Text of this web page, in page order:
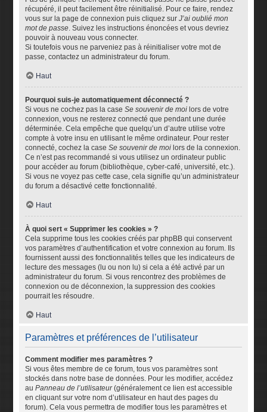
récupéré, il peut facilement être réinitialisé. Pour ce faire, rendez
vous sur la page de connexion puis cliquez surJ’ai oublié mon
mot de passe. Suivez les instructions énoncées et vous devriez
pouvoir à nouveau vous connecter.
Si toutefois vous ne parveniez pas à réinitialiser votre mot de
passe, contactez un administrateur du forum.
Haut
Pourquoi suis-je automatiquement déconnecté ?
Si vous ne cochez pas la caseSe souvenir de moi lors de votre
connexion, vous ne resterez connecté que pendant une durée
déterminée. Cela empêche que quelqu’un d’autre utilise votre
compte à votre insu en utilisant le même ordinateur. Pour rester
connecté, cochez la caseSe souvenir de moi lors de la connexion.
Ce n’est pas recommandé si vous utilisez un ordinateur public
pour accéder au forum (bibliothèque, cyber-café, université, etc.).
Si vous ne voyez pas cette case, cela signifie qu’un administrateur
du forum a désactivé cette fonctionnalité.
Haut
À quoi sert « Supprimer les cookies » ?
Cela supprime tous les cookies créés par phpBB qui conservent
vos paramètres d’authentification et votre connexion au forum. Ils
fournissent aussi des fonctionnalités telles que les indicateurs de
lecture des messages (lu ou non lu) si cela a été activé par un
administrateur du forum. Si vous rencontrez des problèmes de
connexion ou de déconnexion, la suppression des cookies
pourrait les résoudre.
Haut
Paramètres et préférences de l’utilisateur
Comment modifier mes paramètres ?
Si vous êtes membre de ce forum, tous vos paramètres sont
stockés dans notre base de données. Pour les modifier, accédez
auPanneau de l’utilisateur(généralement ce lien est accessible
en cliquant sur votre nom d’utilisateur en haut des pages du
forum). Cela vous permettra de modifier tous les paramètres et